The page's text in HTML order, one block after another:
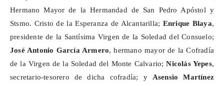
Hermano Mayor de la Hermandad de San Pedro Apóstol y
Stsmo. Cristo de la Esperanza de Alcantarilla; Enrique Blaya,
presidente de la Santísima Virgen de la Soledad del Consuelo;
José Antonio García Armero, hermano mayor de la Cofradía
de la Virgen de la Soledad del Monte Calvario;Nicolás Yepes,
secretario-tesorero de dicha cofradía; y Asensio Martínez